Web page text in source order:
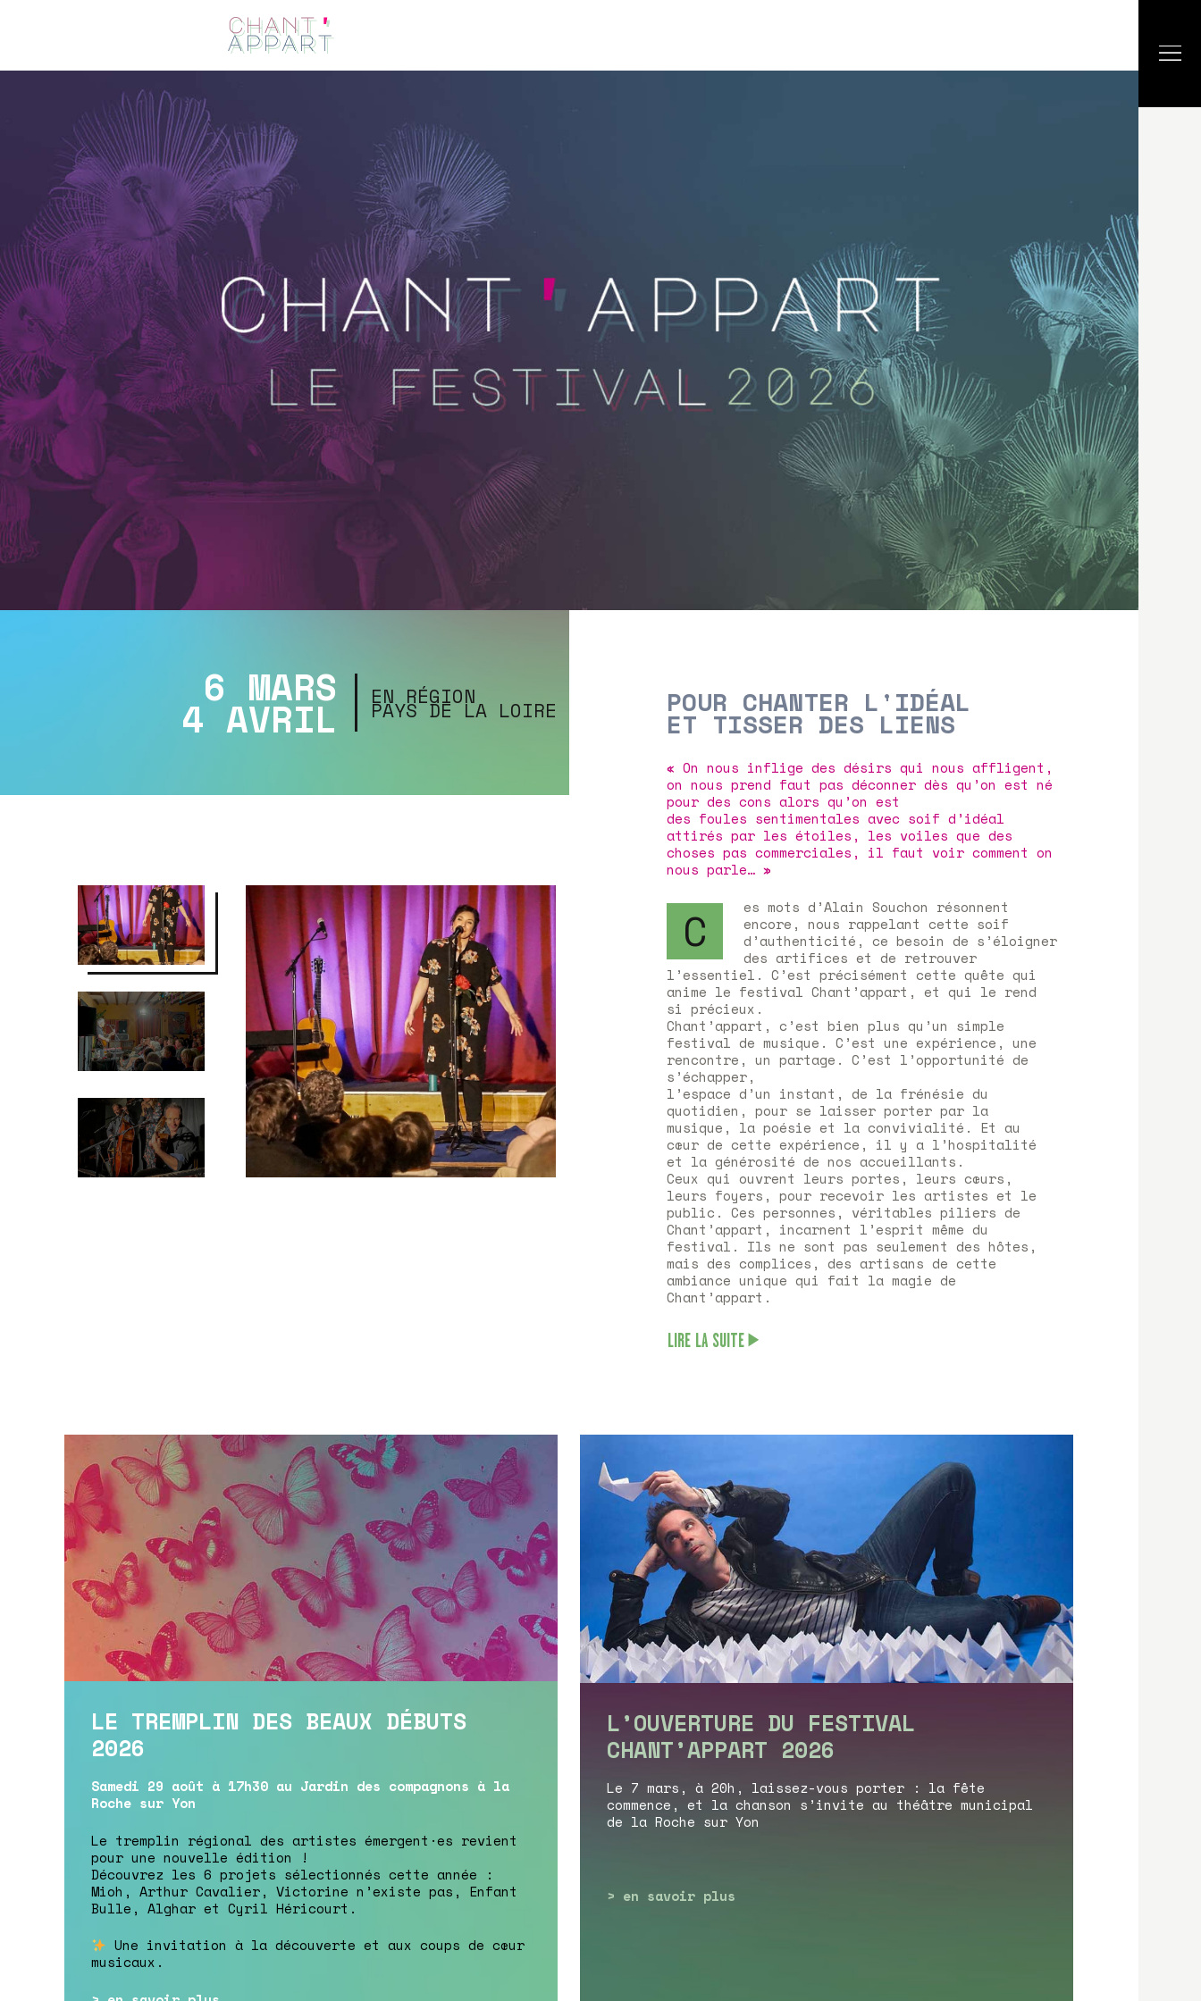
TOUTE L’ACTU
CHANTS SONS
MODE D’EMPLOI
EN RÉGION
PAYS DE LA LOIRE
6 MARS
4 AVRIL POUR CHANTER L'IDÉAL
ET TISSER DES LIENS
« On nous inflige des désirs qui nous affligent,
on nous prend faut pas déconner dès qu’on est né
pour des cons alors qu’on est
des foules sentimentales avec soif d’idéal
attirés par les étoiles, les voiles que des
choses pas commerciales, il faut voir comment on
nous parle… »
C
es mots d’Alain Souchon résonnent
encore, nous rappelant cette soif
d’authenticité, ce besoin de s’éloigner
des artifices et de retrouver
l’essentiel. C’est précisément cette quête qui
anime le festival Chant’appart, et qui le rend
si précieux.
Chant’appart, c’est bien plus qu’un simple
festival de musique. C’est une expérience, une
rencontre, un partage. C’est l’opportunité de
s’échapper,
l’espace d’un instant, de la frénésie du
quotidien, pour se laisser porter par la
musique, la poésie et la convivialité. Et au
cœur de cette expérience, il y a l’hospitalité
et la générosité de nos accueillants.
Ceux qui ouvrent leurs portes, leurs cœurs,
leurs foyers, pour recevoir les artistes et le
public. Ces personnes, véritables piliers de
Chant’appart, incarnent l’esprit même du
festival. Ils ne sont pas seulement des hôtes,
mais des complices, des artisans de cette
ambiance unique qui fait la magie de
Chant’appart.
LIRE LA SUITE
LE TREMPLIN DES BEAUX DÉBUTS
2026
Samedi 29 août à 17h30 au Jardin des compagnons à la
Roche sur Yon
Le tremplin régional des artistes émergent·es revient
pour une nouvelle édition !
Découvrez les 6 projets sélectionnés cette année :
Mioh, Arthur Cavalier, Victorine n’existe pas, Enfant
Bulle, Alghar et Cyril Héricourt.
Une invitation à la découverte et aux coups de cœur
musicaux.
L’OUVERTURE DU FESTIVAL
CHANT’APPART 2026
Le 7 mars, à 20h, laissez-vous porter : la fête
commence, et la chanson s’invite au théâtre municipal
de la Roche sur Yon
> en savoir plus